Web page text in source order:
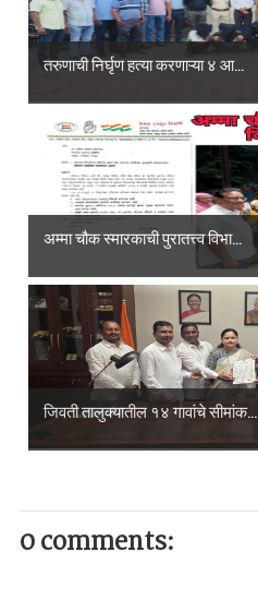
तरुणाची निर्घृण हत्या करणाऱ्या ४ आ...
अम्मा चौक स्मारकाची पुरातत्त्व विभा...
जिवती तालुक्यातील १४ गावांचे सीमांक...
0 comments: